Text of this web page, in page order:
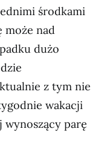
środkami
może nad
dużo
z tym nie
wakacji
wynoszący parę